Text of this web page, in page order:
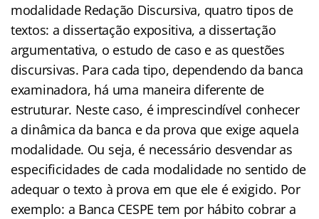
modalidade Redação Discursiva, quatro tipos de
textos: a dissertação expositiva, a dissertação
argumentativa, o estudo de caso e as questões
discursivas. Para cada tipo, dependendo da banca
examinadora, há uma maneira diferente de
estruturar. Neste caso, é imprescindível conhecer
a dinâmica da banca e da prova que exige aquela
modalidade. Ou seja, é necessário desvendar as
especificidades de cada modalidade no sentido de
adequar o texto à prova em que ele é exigido. Por
exemplo: a Banca CESPE tem por hábito cobrar a